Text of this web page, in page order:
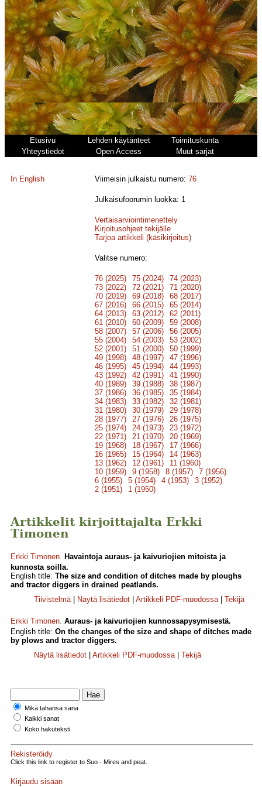
Etusivu Lehden käytänteet
Toimituskunta
Yhteystiedot
Open Access Muut sarjat
In English Viimeisin julkaistu numero:76
Julkaisufoorumin luokka: 1
Vertaisarviointimenettely
Kirjoitusohjeet tekijälle
Tarjoa artikkeli (käsikirjoitus)
Valitse numero:
76 (2025) 75 (2024)
74 (2023)
73 (2022)
72 (2021)
71 (2020)
70 (2019)
69 (2018)
68 (2017)
67 (2016)
66 (2015)
65 (2014)
64 (2013)
63 (2012)
62 (2011)
61 (2010)
60 (2009)
59 (2008)
58 (2007)
57 (2006)
56 (2005)
55 (2004)
54 (2003)
53 (2002)
52 (2001)
51 (2000)
50 (1999)
49 (1998)
48 (1997)
47 (1996)
46 (1995)
45 (1994)
44 (1993)
43 (1992)
42 (1991)
41 (1990)
40 (1989)
39 (1988)
38 (1987)
37 (1986)
36 (1985)
35 (1984)
34 (1983)
33 (1982)
32 (1981)
31 (1980)
30 (1979)
29 (1978)
28 (1977)
27 (1976)
26 (1975)
25 (1974)
24 (1973)
23 (1972)
22 (1971)
21 (1970)
20 (1969)
19 (1968)
18 (1967)
17 (1966)
16 (1965)
15 (1964)
14 (1963)
13 (1962)
12 (1961)
11 (1960)
10 (1959)
9 (1958) 8 (1957)
7 (1956)
6 (1955)
5 (1954) 4 (1953)
3 (1952)
2 (1951)
1 (1950)
Artikkelit kirjoittajalta Erkki
Timonen
Erkki Timonen. Havaintoja auraus- ja kaivuriojien mitoista ja
kunnosta soilla.
English title: The size and condition of ditches made by ploughs
and tractor diggers in drained peatlands.
Tiivistelmä| Näytä lisätiedot Artikkeli PDF-muodossa| Tekijä
Erkki Timonen. Auraus- ja kaivuriojien kunnossapysymisestä.
English title: On the changes of the size and shape of ditches made
by plows and tractor diggers.
Näytä lisätiedot
Artikkeli PDF-muodossa| Tekijä
Mikä tahansa sana
Kaikki sanat
Koko hakuteksti
Rekisteröidy
Click this link to register to Suo - Mires and peat.
Kirjaudu sisään